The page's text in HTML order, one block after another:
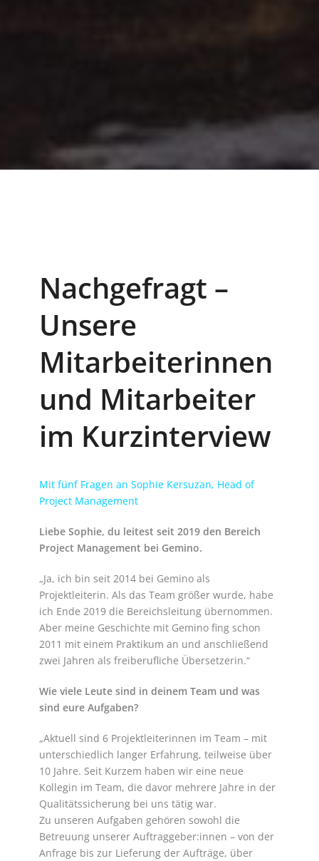
Nachgefragt –
Unsere
Mitarbeiterinnen
und Mitarbeiter
im Kurzinterview
Mit fünf Fragen an Sophie Kersuzan, Head of
Project Management
Liebe Sophie, du leitest seit 2019 den Bereich
Project Management bei Gemino.
„Ja, ich bin seit 2014 bei Gemino als
Projektleiterin. Als das Team größer wurde, habe
ich Ende 2019 die Bereichsleitung übernommen.
Aber meine Geschichte mit Gemino fing schon
2011 mit einem Praktikum an und anschließend
zwei Jahren als freiberufliche Übersetzerin.“
Wie viele Leute sind in deinem Team und was
sind eure Aufgaben?
„Aktuell sind 6 Projektleiterinnen im Team – mit
unterschiedlich langer Erfahrung, teilweise über
10 Jahre. Seit Kurzem haben wir eine neue
Kollegin im Team, die davor mehrere Jahre in der
Qualitätssicherung bei uns tätig war.
Zu unseren Aufgaben gehören sowohl die
Betreuung unserer Auftraggeber:innen – von der
Anfrage bis zur Lieferung der Aufträge, über